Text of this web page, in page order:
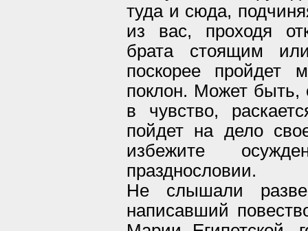
туда и сюда,
из вас, проходя
брата стоящим
поскорее пройдет
поклон. Может быть,
в чувство,
пойдет на дело
избежите
празднословии.
Не слышали
написавший